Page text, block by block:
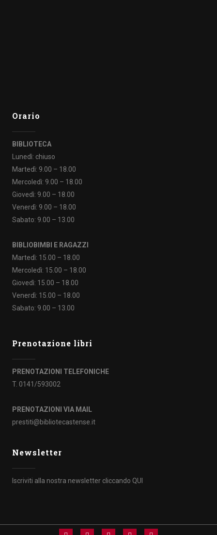
Orario
BIBLIOTECA
Lunedì: chiuso
Martedì: 9.00 – 18.00
Mercoledì: 9.00 – 18.00
Giovedì: 9.00 – 18.00
Venerdì: 9.00 – 18.00
Sabato: 9.00 – 13.00
BIBLIOBIMBI E RAGAZZI
Martedì: 15.00 – 18.00
Mercoledì: 15.00 – 18.00
Giovedì: 15.00 – 18.00
Venerdì: 15.00 – 18.00
Sabato: 9.00 – 13.00
Prenotazione libri
PRENOTAZIONI TELEFONICHE
T. 0141/593002
PRENOTAZIONI VIA MAIL
prestiti@bibliotecastense.it
Newsletter
Iscriviti alla nostra newsletter cliccando QUI